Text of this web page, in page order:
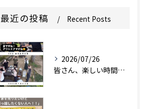
最近の投稿 Recent Posts
2026/07/26
皆さん、楽しい時間をありがとうございます。